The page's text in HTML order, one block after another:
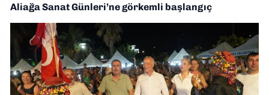
Aliağa Sanat Günleri’ne görkemli başlangıç